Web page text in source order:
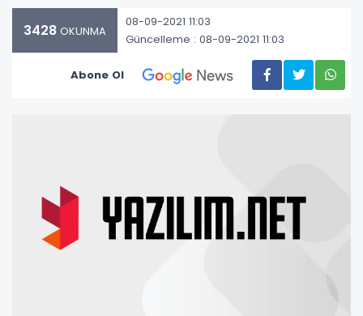
3428 OKUNMA
08-09-2021 11:03
Güncelleme : 08-09-2021 11:03
Abone Ol